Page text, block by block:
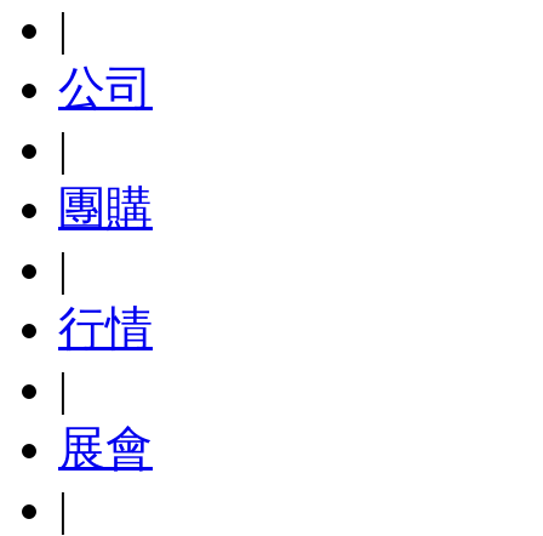
|
公司
|
團購
|
行情
|
展會
|